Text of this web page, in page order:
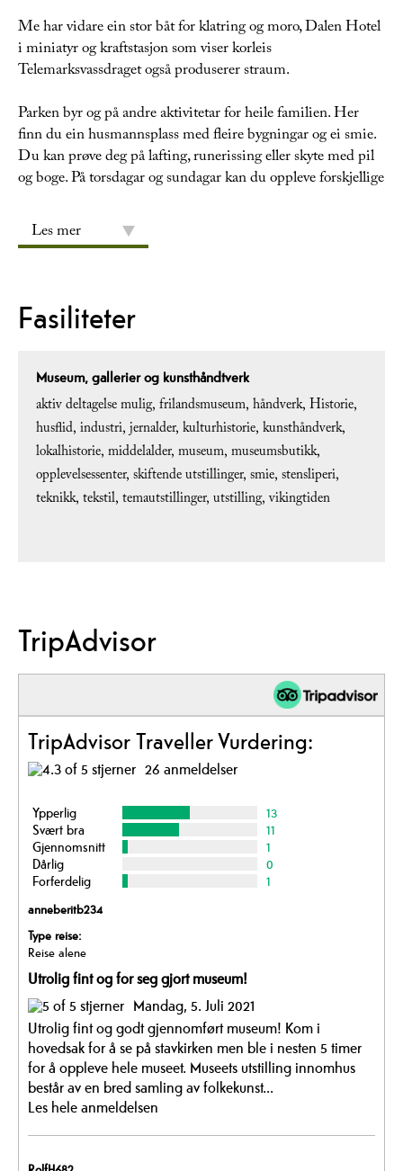
Me har vidare ein stor båt for klatring og moro, Dalen Hotel
i miniatyr og kraftstasjon som viser korleis
Telemarksvassdraget også produserer straum.
Parken byr og på andre aktivitetar for heile familien. Her
finn du ein husmannsplass med fleire bygningar og ei smie.
Du kan prøve deg på lafting, runerissing eller skyte med pil
og boge. På torsdagar og sundagar kan du oppleve forskjellige
Les mer
Fasiliteter
Museum, gallerier og kunsthåndtverk
aktiv deltagelse mulig frilandsmuseum håndverk Historie
husflid industri jernalder kulturhistorie kunsthåndverk
lokalhistorie middelalder museum museumsbutikk
opplevelsessenter skiftende utstillinger smie stensliperi
teknikk tekstil temautstillinger utstilling vikingtiden
TripAdvisor
TripAdvisor Traveller Vurdering:
26 anmeldelser
Ypperlig
13
Svært bra
11
Gjennomsnitt
1
Dårlig
0
Forferdelig
1
anneberitb234
Type reise:
Reise alene
Utrolig fint og for seg gjort museum!
Mandag, 5. Juli 2021
Utrolig fint og godt gjennomført museum! Kom i
hovedsak for å se på stavkirken men ble i nesten 5 timer
for å oppleve hele museet. Museets utstilling innomhus
består av en bred samling av folkekunst...
Les hele anmeldelsen